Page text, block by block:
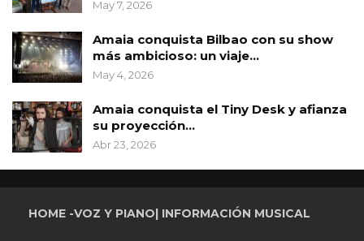
May 7, 2026
Amaia conquista Bilbao con su show
más ambicioso: un viaje…
May 4, 2026
Amaia conquista el Tiny Desk y afianza
su proyección…
Abr 23, 2026
HOME -VOZ Y PIANO| INFORMACIÓN MUSICAL